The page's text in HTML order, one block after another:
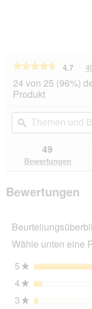
★★★★★
★★★★★
von
5
lesen
für
NATURE
Superfood
Adult,
12x400
4.7
24 von 25 (96%)
Produkt
Themen
und
Bewertungen
ϙ
49
Bewertungen
Bewertungen
Wähle unten eine
5★ Sterne
4★ Sterne
3★ Sterne